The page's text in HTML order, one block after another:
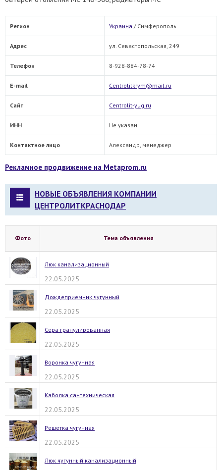
Регион Украина / Симферополь
Адрес ул. Севастопольская, 249
Телефон 8-928-884-78-74
E-mail Centrolitkrym@mail.ru
Сайт Centrolit-yug.ru
ИНН Не указан
Контактное лицо Александр, менеджер
Рекламное продвижение на Metaprom.ru
НОВЫЕ ОБЪЯВЛЕНИЯ КОМПАНИИ
ЦЕНТРОЛИТКРАСНОДАР
Фото Тема объявления
Люк канализационный
22.05.2025
Дождеприемник чугунный
22.05.2025
Сера гранулированная
22.05.2025
Воронка чугунная
22.05.2025
Каболка сантехническая
22.05.2025
Решетка чугунная
22.05.2025
Люк чугунный канализационный